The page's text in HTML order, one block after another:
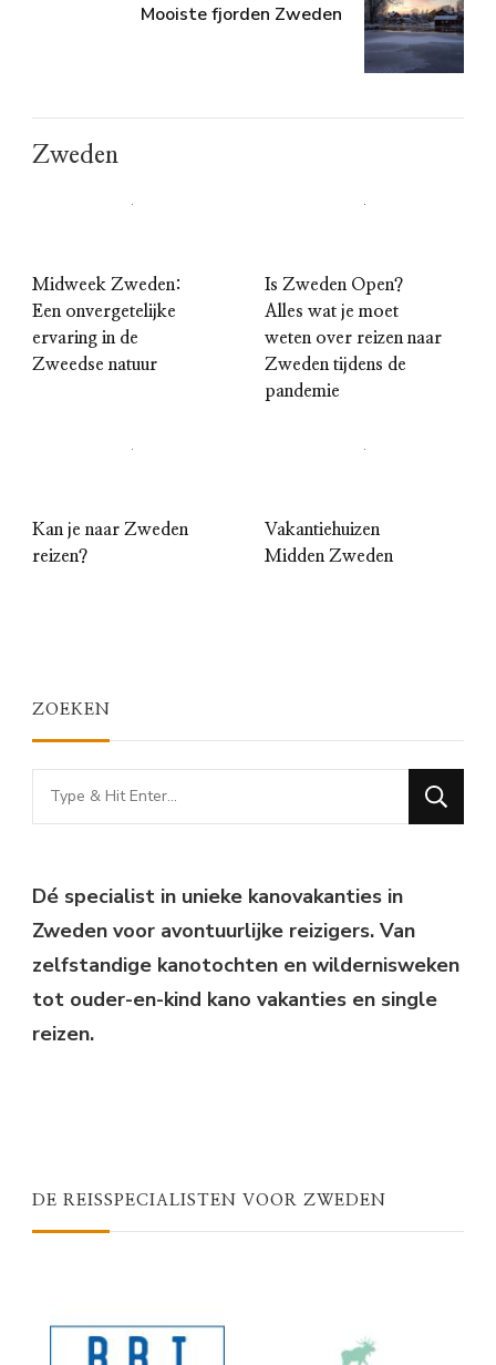
Mooiste fjorden Zweden
Zweden
Midweek Zweden:
Een onvergetelijke
ervaring in de
Zweedse natuur
Is Zweden Open?
Alles wat je moet
weten over reizen naar
Zweden tijdens de
pandemie
Kan je naar Zweden
reizen?
Vakantiehuizen
Midden Zweden
ZOEKEN
Looking
for
Dé specialist in unieke kanovakanties in
Zweden voor avontuurlijke reizigers. Van
zelfstandige kanotochten en wildernisweken
tot ouder-en-kind kano vakanties en single
reizen.
DE REISSPECIALISTEN VOOR ZWEDEN